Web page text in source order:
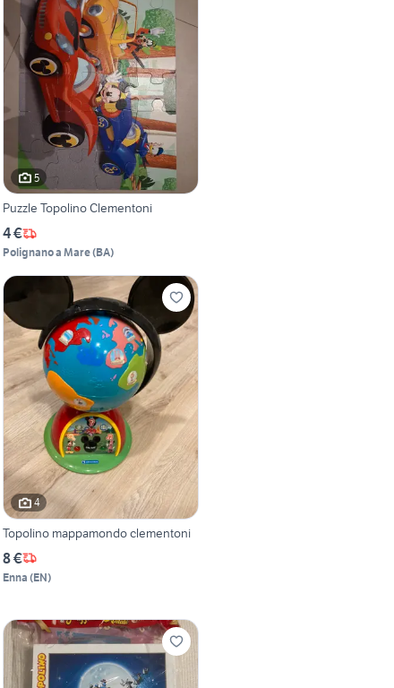
5
Puzzle Topolino Clementoni
4 €
Polignano a Mare(BA)
4
Topolino mappamondo clementoni
8 €
Enna (EN)